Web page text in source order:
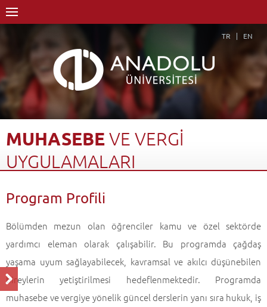
TR EN
MUHASEBEVE VERGİ
UYGULAMALARI
Muhasebe ve Vergi Uygulamaları
Program Profili
Bölümden mezun olan öğrenciler kamu ve özel sektörde
yardımcı eleman olarak çalışabilir. Bu programda çağdaş
yaşama uyum sağlayabilecek, kavramsal ve akılcı düşünebilen
bireylerin yetiştirilmesi hedeflenmektedir. Programda
muhasebe ve vergiye yönelik güncel derslerin yanı sıra hukuk, iş